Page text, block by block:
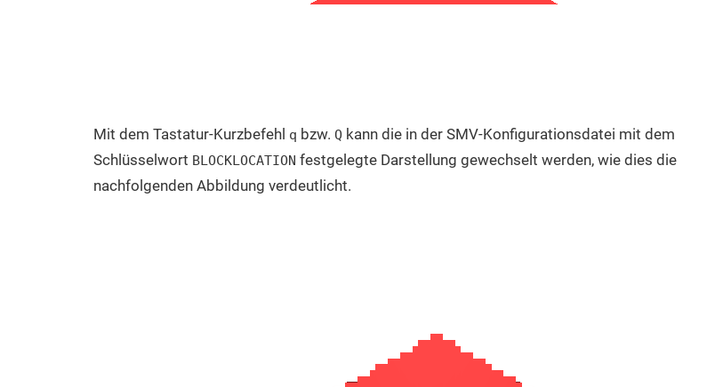
Mit dem Tastatur-Kurzbefehl q bzw. Qkann die in der SMV-Konfigurationsdatei mit dem
Schlüsselwort BLOCKLOCATION festgelegte Darstellung gewechselt werden, wie dies die
nachfolgenden Abbildung verdeutlicht.